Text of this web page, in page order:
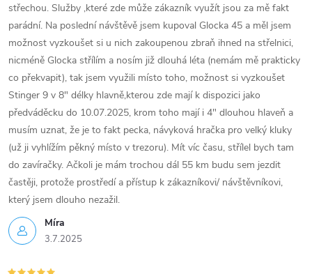
Míra
3.7.2025
střechou. Služby ,které zde může zákazník využít jsou za mě fakt
parádní. Na poslední návštěvě jsem kupoval Glocka 45 a měl jsem
možnost vyzkoušet si u nich zakoupenou zbraň ihned na střelnici,
nicméně Glocka střílím a nosím již dlouhá léta (nemám mě prakticky
co překvapit), tak jsem využili místo toho, možnost si vyzkoušet
Stinger 9 v 8" délky hlavně,kterou zde mají k dispozici jako
předváděcku do 10.07.2025, krom toho mají i 4" dlouhou hlaveň a
musím uznat, že je to fakt pecka, návyková hračka pro velký kluky
(už ji vyhlížím pěkný místo v trezoru). Mít víc času, střílel bych tam
do zavíračky. Ačkoli je mám trochou dál 55 km budu sem jezdit
častěji, protože prostředí a přístup k zákazníkovi/ návštěvníkovi,
který jsem dlouho nezažil.